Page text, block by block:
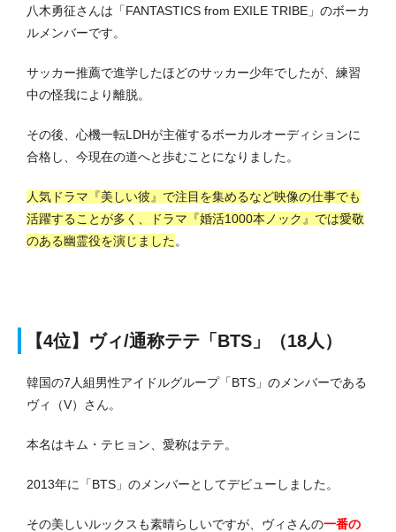
八木勇征さんは「FANTASTICS from EXILE TRIBE」のボーカ
ルメンバーです。
サッカー推薦で進学したほどのサッカー少年でしたが、練習
中の怪我により離脱。
その後、心機一転LDHが主催するボーカルオーディションに
合格し、今現在の道へと歩むことになりました。
人気ドラマ『美しい彼』で注目を集めるなど映像の仕事でも
活躍することが多く、ドラマ『婚活1000本ノック』では愛敬
のある幽霊役を演じました。
【4位】ヴィ/通称テテ「BTS」（18人）
韓国の7人組男性アイドルグループ「BTS」のメンバーである
ヴィ（V）さん。
本名はキム・テヒョン、愛称はテテ。
2013年に「BTS」のメンバーとしてデビューしました。
その美しいルックスも素晴らしいですが、ヴィさんの一番の